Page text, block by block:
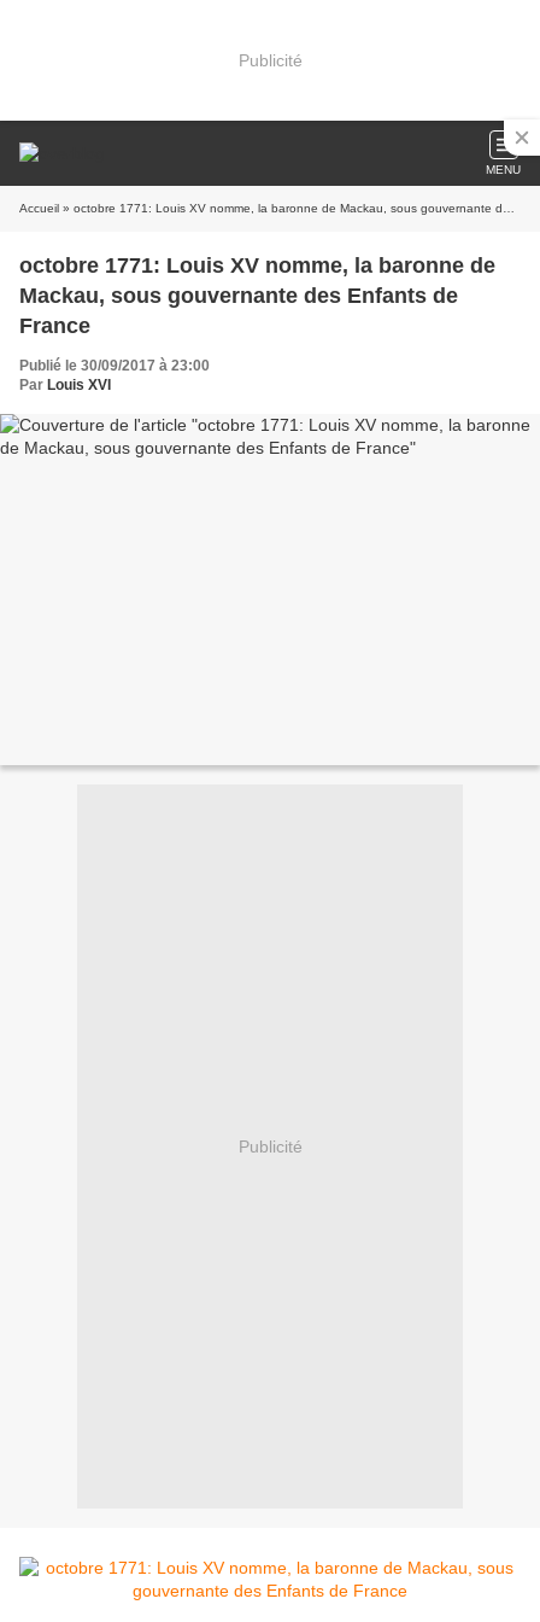
Publicité
MENU
Accueil » octobre 1771: Louis XV nomme, la baronne de Mackau, sous gouvernante des Enfants de France
octobre 1771: Louis XV nomme, la baronne de
Mackau, sous gouvernante des Enfants de
France
Publié le 30/09/2017 à 23:00
Par Louis XVI
Publicité